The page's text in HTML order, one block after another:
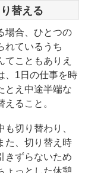
替える
場合、ひとつの
れているうち
てこともありえ
、1日の仕事を時
とえ中途半端な
ること。
切り替わり、
た、切り替え時
きずらないため